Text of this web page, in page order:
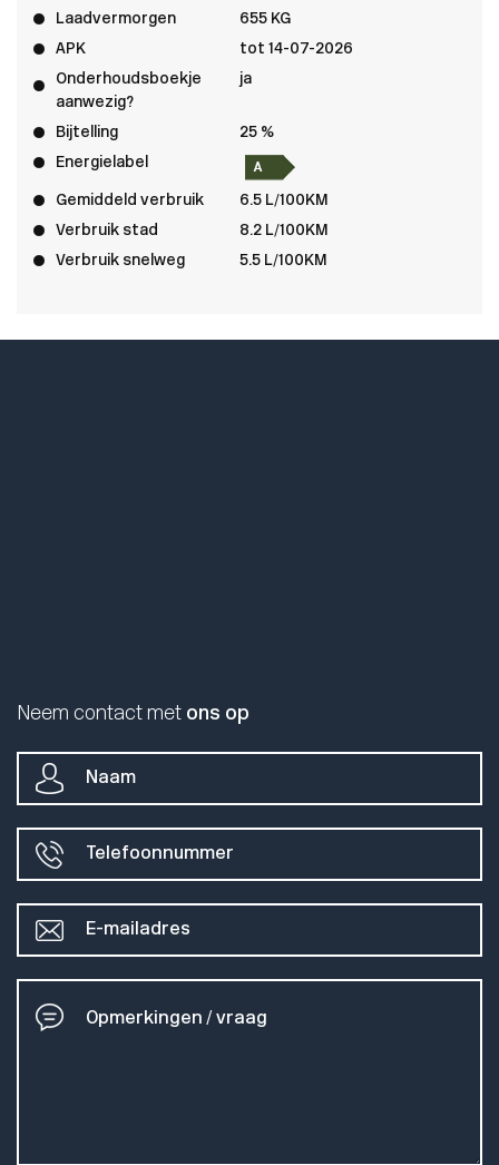
Laadvermorgen
655 KG
APK
tot 14-07-2026
Onderhoudsboekje
aanwezig?
ja
Bijtelling
25 %
Energielabel
Gemiddeld verbruik
6.5 L/100KM
Verbruik stad
8.2 L/100KM
Verbruik snelweg
5.5 L/100KM
Neem contact met ons op